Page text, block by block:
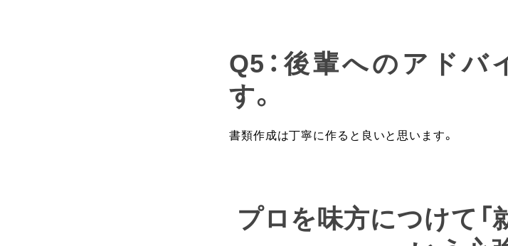
Q5：後輩へのアドバ
す。
書類作成は丁寧に作ると良いと思います。
プロを味方につけて「